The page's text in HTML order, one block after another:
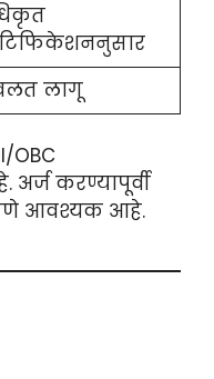
लागू
OBC
करण्यापूर्वी
आवश्यक आहे.